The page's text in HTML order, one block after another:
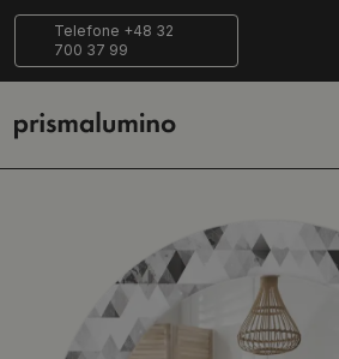
Telefone +48 32
700 37 99
Entrega
segura
Ecológico